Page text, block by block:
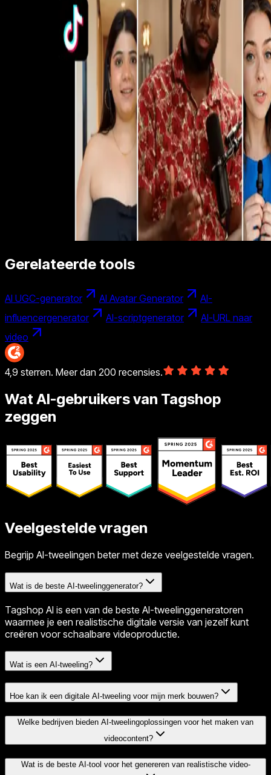
Gerelateerde tools
AI UGC-generator AI Avatar Generator
AI-
influencergenerator
AI-scriptgenerator
AI-URL naar
video
4,9 sterren. Meer dan 200 recensies.
Wat AI-gebruikers van Tagshop
zeggen
Veelgestelde vragen
Begrijp AI-tweelingen beter met deze veelgestelde vragen.
Wat is de beste AI-tweelinggenerator?
Tagshop AI is een van de beste AI-tweelinggeneratoren
waarmee je een realistische digitale versie van jezelf kunt
creëren voor schaalbare videoproductie.
Wat is een AI-tweeling?
Hoe kan ik een digitale AI-tweeling voor mijn merk bouwen?
Welke bedrijven bieden AI-tweelingoplossingen voor het maken van
videocontent?
Wat is de beste AI-tool voor het genereren van realistische video-